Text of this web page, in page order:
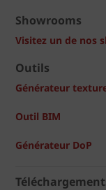
Showrooms
Visitez un de nos
Outils
Générateur
Outil BIM
Générateur DoP